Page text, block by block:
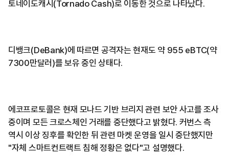
토네이도캐시(Tornado Cash)로 이동한 것으로 나타났다.
디뱅크(DeBank)에 따르면 공격자는 현재도 약 955 eBTC(약
7300만달러)를 보유 중인 상태다.
에코프로토콜은 현재 모나드 기반 브리지 관련 보안 사고를 조사
중이며 모든 크로스체인 거래를 중단했다고 밝혔다. 커번스 측
역시 이상 징후를 확인한 뒤 관련 마켓 운영을 일시 중단했지만
"자체 스마트컨트랙트 침해 정황은 없다"고 설명했다.